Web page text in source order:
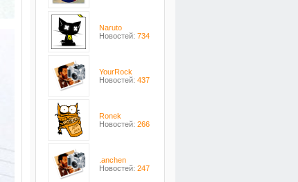
Naruto
Новостей: 734
YourRock
Новостей: 437
Ronek
Новостей: 266
.anchen
Новостей: 247